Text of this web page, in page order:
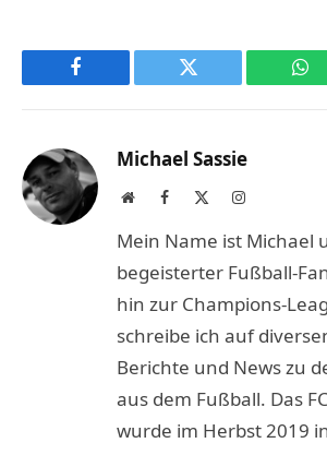
Facebook Twitter
Michael Sassie
WebsiteFacebook Instagram
Mein Name ist Michael
begeisterter Fußball-
hin zur Champions-
schreibe ich auf
Berichte und News zu
aus dem Fußball. Das
wurde im Herbst 2019